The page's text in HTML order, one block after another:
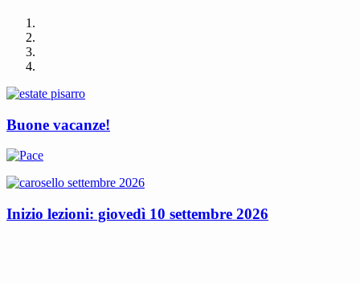
Buone vacanze!
Inizio lezioni: giovedì 10 settembre 2026